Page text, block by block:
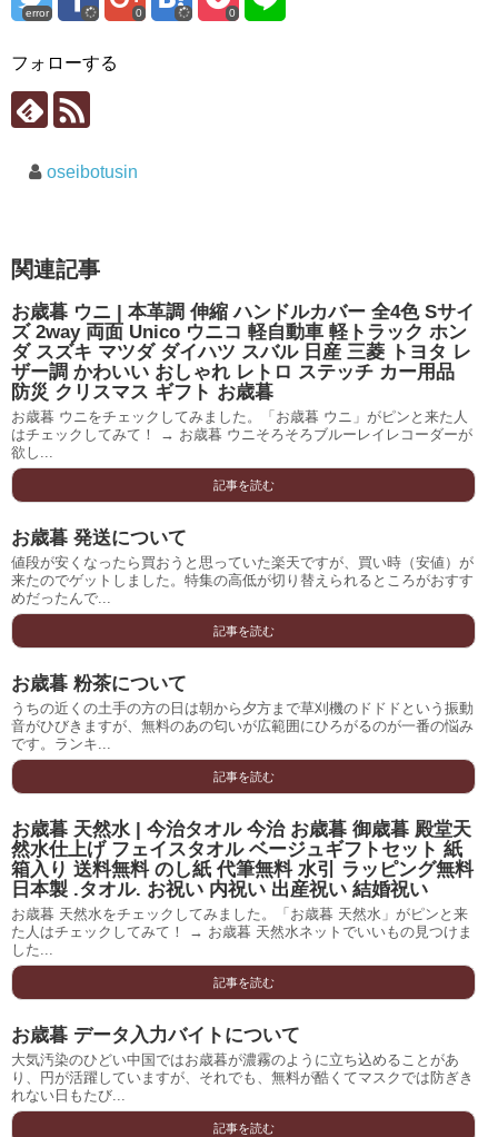
error 0 0
フォローする
oseibotusin
関連記事
お歳暮 ウニ | 本革調 伸縮 ハンドルカバー 全4色 Sサイ
ズ 2way 両面 Unico ウニコ 軽自動車 軽トラック ホン
ダ スズキ マツダ ダイハツ スバル 日産 三菱 トヨタ レ
ザー調 かわいい おしゃれ レトロ ステッチ カー用品
防災 クリスマス ギフト お歳暮
お歳暮 ウニをチェックしてみました。「お歳暮 ウニ」がピンと来た人
はチェックしてみて！ → お歳暮 ウニそろそろブルーレイレコーダーが
欲し...
記事を読む
お歳暮 発送について
値段が安くなったら買おうと思っていた楽天ですが、買い時（安値）が
来たのでゲットしました。特集の高低が切り替えられるところがおすす
めだったんで...
記事を読む
お歳暮 粉茶について
うちの近くの土手の方の日は朝から夕方まで草刈機のドドドという振動
音がひびきますが、無料のあの匂いが広範囲にひろがるのが一番の悩み
です。ランキ...
記事を読む
お歳暮 天然水 | 今治タオル 今治 お歳暮 御歳暮 殿堂天
然水仕上げ フェイスタオル ベージュギフトセット 紙
箱入り 送料無料 のし紙 代筆無料 水引 ラッピング無料
日本製 .タオル. お祝い 内祝い 出産祝い 結婚祝い
お歳暮 天然水をチェックしてみました。「お歳暮 天然水」がピンと来
た人はチェックしてみて！ → お歳暮 天然水ネットでいいもの見つけま
した...
記事を読む
お歳暮 データ入力バイトについて
大気汚染のひどい中国ではお歳暮が濃霧のように立ち込めることがあ
り、円が活躍していますが、それでも、無料が酷くてマスクでは防ぎき
れない日もたび...
記事を読む